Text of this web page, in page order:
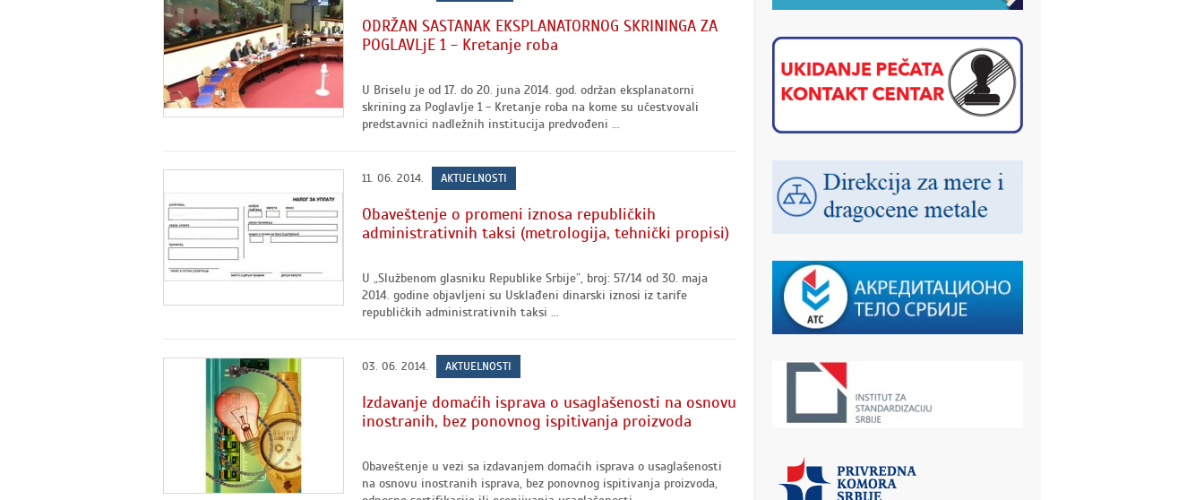
ODRŽAN SASTANAK EKSPLANATORNOG SKRININGA ZA
POGLAVLjE 1 - Kretanje roba
U Briselu je od 17. do 20. juna 2014. god. održan eksplanatorni
skrining za Poglavlje 1 - Kretanje roba na kome su učestvovali
predstavnici nadležnih institucija predvođeni ...
11. 06. 2014. AKTUELNOSTI
Obaveštenje o promeni iznosa republičkih
administrativnih taksi (metrologija, tehnički propisi)
U „Službenom glasniku Republike Srbije”, broj: 57/14 od 30. maja
2014. godine objavljeni su Usklađeni dinarski iznosi iz tarife
republičkih administrativnih taksi ...
03. 06. 2014. AKTUELNOSTI
Izdavanje domaćih isprava o usaglašenosti na osnovu
inostranih, bez ponovnog ispitivanja proizvoda
Obaveštenje u vezi sa izdavanjem domaćih isprava o usaglašenosti
na osnovu inostranih isprava, bez ponovnog ispitivanja proizvoda,